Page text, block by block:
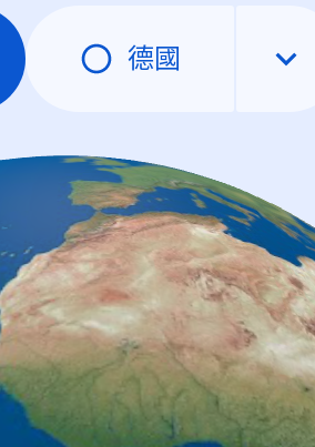
德國